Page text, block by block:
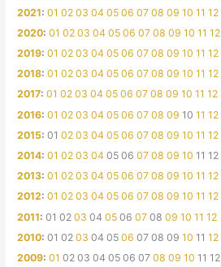
2021:01 02 03 04 05 06 07 08 09 10 11 12
2020:01 02 03 04 05 06 07 08 09 10 11 12
2019:01 02 03 04 05 06 07 08 09 10 11 12
2018:01 02 03 04 05 06 07 08 09 10 11 12
2017:01 02 03 04 05 06 07 08 09 10 11 12
2016:01 02 03 04 05 06 07 08 09 10 11 12
2015:01 02 03 04 05 06 07 08 09 10 11 12
2014:01 02 03 04 05 06 07 08 09 10 11 12
2013:01 02 03 04 05 06 07 08 09 10 11 12
2012:01 02 03 04 05 06 07 08 09 10 11 12
2011:01 02 03 04 05 06 07 08 09 10 11 12
2010:01 02 03 04 05 06 07 08 09 10 11 12
2009:01 02 03 04 05 06 07 08 09 10 11 12